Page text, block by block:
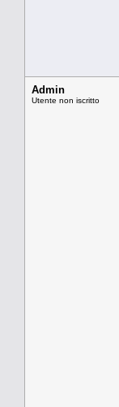
Admin
Utente non iscritto